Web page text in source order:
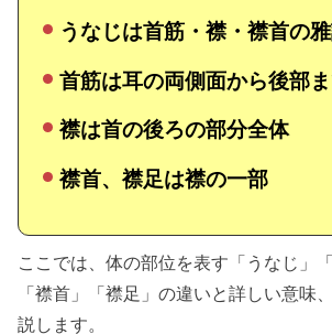
うなじは首筋・襟・襟首の
首筋は耳の両側面から後部
襟は首の後ろの部分全体
襟首、襟足は襟の一部
ここでは、体の部位を表す「うなじ」
「襟首」「襟足」の違いと詳しい意味
説します。